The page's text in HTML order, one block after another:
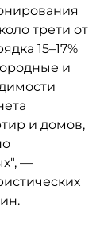
трети от
15–17%
и
и домов,
—